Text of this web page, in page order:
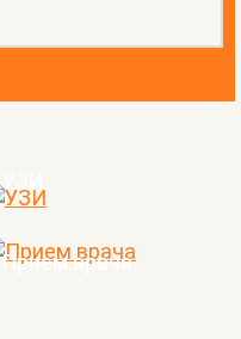
УЗИ
Прием врача